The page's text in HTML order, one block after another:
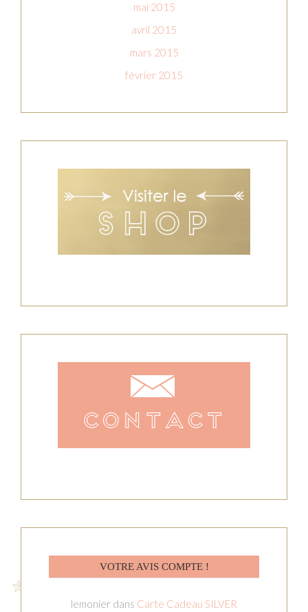
mai 2015
avril 2015
mars 2015
février 2015
VOTRE AVIS COMPTE !
lemonier dans Carte Cadeau SILVER